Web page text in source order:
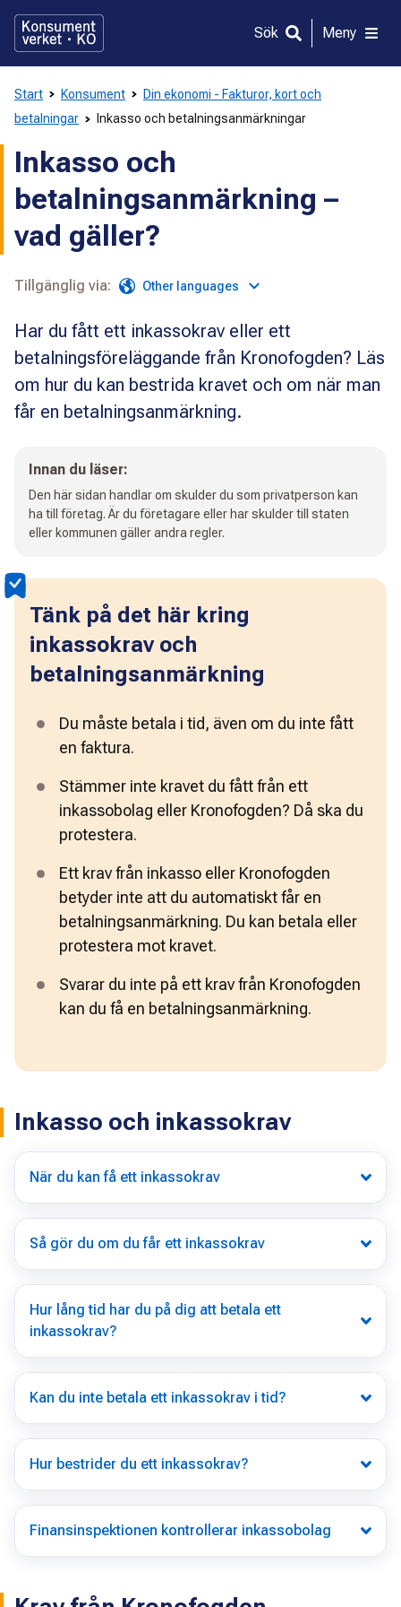
direkt
innehållet
Sök Meny
Start Konsument
Din ekonomi - Fakturor, kort och
betalningar
Inkasso och betalningsanmärkningar
Inkasso och
betalningsanmärkning –
vad gäller?
Tillgänglig via: Other languages
Har du fått ett inkassokrav eller ett
betalningsföreläggande från Kronofogden? Läs
om hur du kan bestrida kravet och om när man
får en betalningsanmärkning.
Innan du läser:
Den här sidan handlar om skulder du som privatperson kan
ha till företag. Är du företagare eller har skulder till staten
eller kommunen gäller andra regler.
Tänk på det här kring
inkassokrav och
betalningsanmärkning
Du måste betala i tid, även om du inte fått
en faktura.
Stämmer inte kravet du fått från ett
inkassobolag eller Kronofogden? Då ska du
protestera.
Ett krav från inkasso eller Kronofogden
betyder inte att du automatiskt får en
betalningsanmärkning. Du kan betala eller
protestera mot kravet.
Svarar du inte på ett krav från Kronofogden
kan du få en betalningsanmärkning.
Inkasso och inkassokrav
När du kan få ett inkassokrav
Så gör du om du får ett inkassokrav
Hur lång tid har du på dig att betala ett
inkassokrav?
Kan du inte betala ett inkassokrav i tid?
Hur bestrider du ett inkassokrav?
Finansinspektionen kontrollerar inkassobolag